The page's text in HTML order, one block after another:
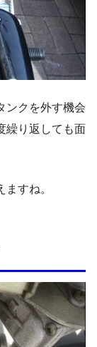
ンクを外す機会
繰り返しても面
すね。